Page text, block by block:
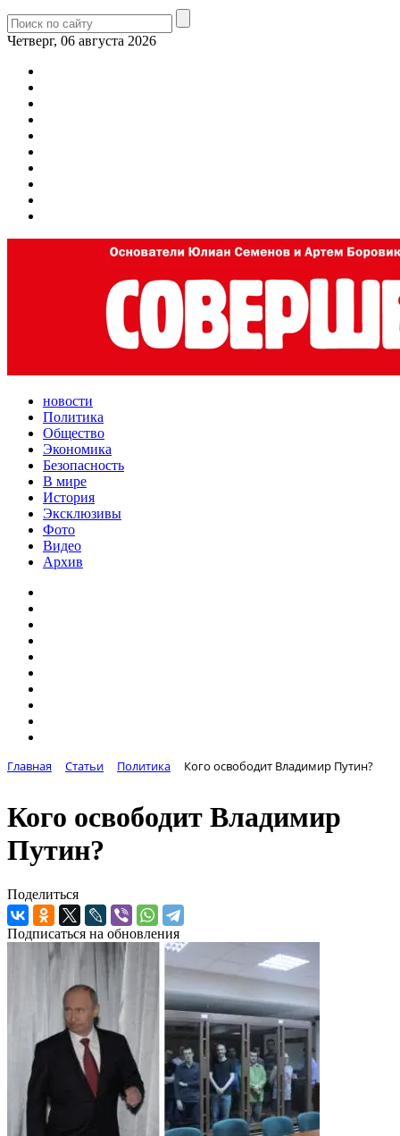
Четверг, 06 августа 2026
новости
Политика
Общество
Экономика
Безопасность
В мире
История
Эксклюзивы
Фото
Видео
Архив
Главная Статьи Политика Кого освободит Владимир Путин?
Кого освободит Владимир
Путин?
Поделиться
Подписаться на обновления